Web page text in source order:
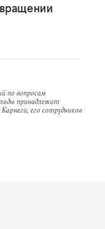
по вопросам
принадлежат
его сотрудников